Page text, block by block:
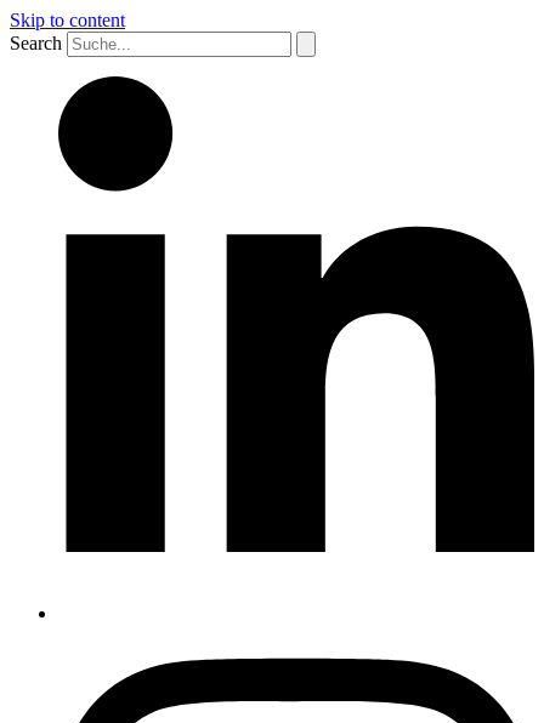
Skip to content
Search